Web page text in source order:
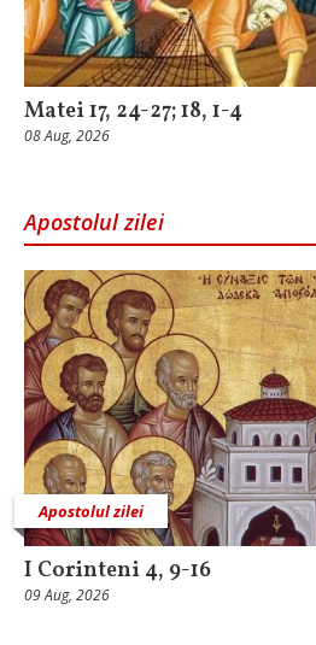
Matei 17, 24-27; 18, 1-4
08 Aug, 2026
Apostolul zilei
Apostolul zilei
I Corinteni 4, 9-16
09 Aug, 2026